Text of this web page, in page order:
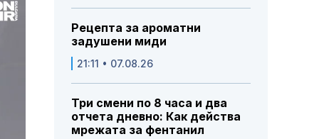
Рецепта за ароматни
задушени миди
21:11 • 07.08.26
Три смени по 8 часа и два
отчета дневно: Как действа
мрежата за фентанил